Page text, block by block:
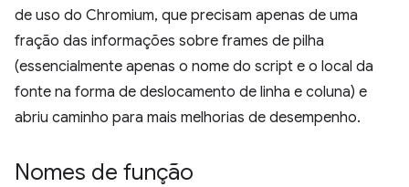
de uso do Chromium, que precisam apenas de uma
fração das informações sobre frames de pilha
(essencialmente apenas o nome do script e o local da
fonte na forma de deslocamento de linha e coluna) e
abriu caminho para mais melhorias de desempenho.
Nomes de função